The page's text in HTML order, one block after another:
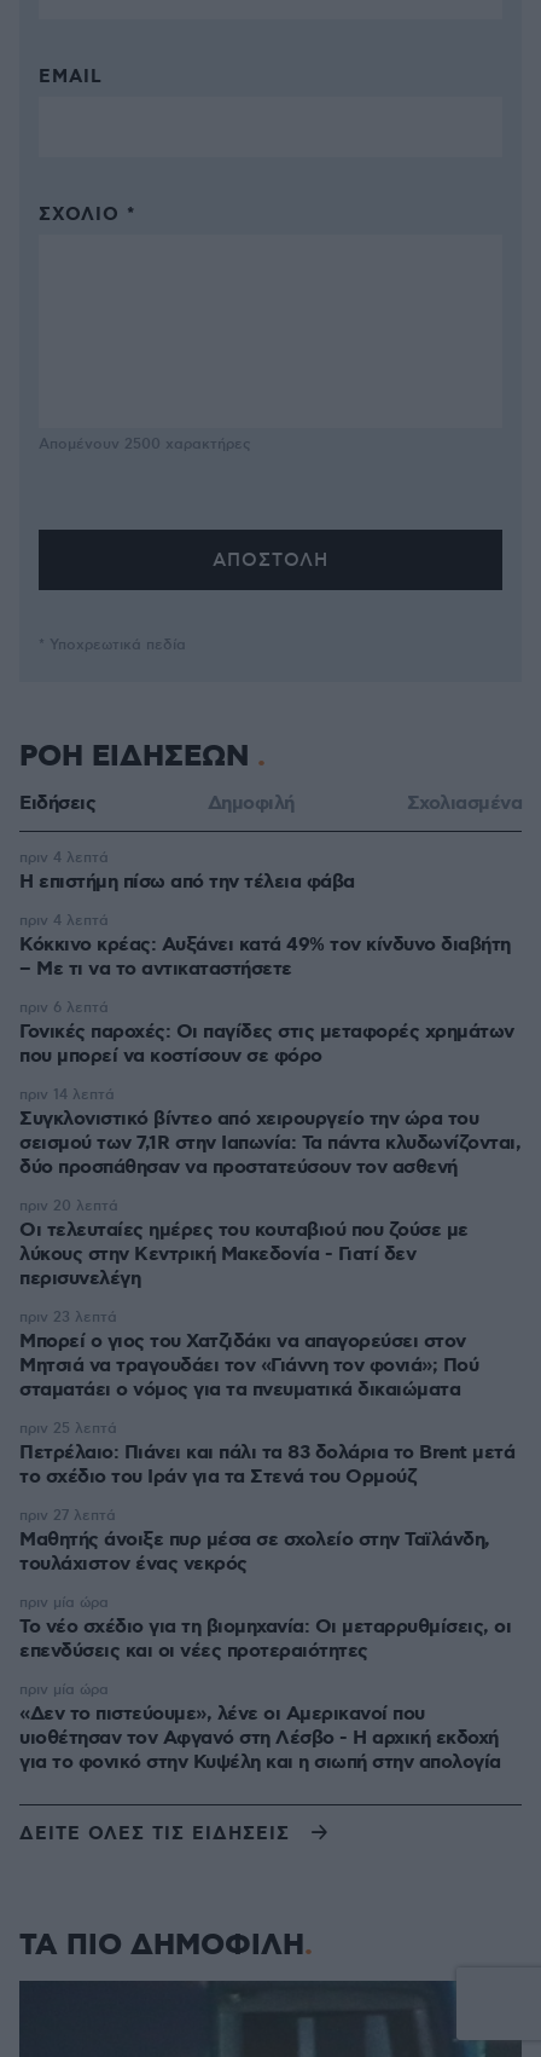
EMAIL
ΣΧΌΛΙΟ *
Απομένουν 2500 χαρακτήρες
* Υποχρεωτικά πεδία
ΡΟΗ ΕΙΔΗΣΕΩΝ
Ειδήσεις Δημοφιλή Σχολιασμένα
Η επιστήμη πίσω από την τέλεια φάβα
πριν 4 λεπτά
Κόκκινο κρέας: Αυξάνει κατά 49% τον κίνδυνο διαβήτη
– Με τι να το αντικαταστήσετε
πριν 4 λεπτά
Γονικές παροχές: Οι παγίδες στις μεταφορές χρημάτων
που μπορεί να κοστίσουν σε φόρο
πριν 6 λεπτά
Συγκλονιστικό βίντεο από χειρουργείο την ώρα του
σεισμού των 7,1R στην Ιαπωνία: Τα πάντα κλυδωνίζονται,
δύο προσπάθησαν να προστατεύσουν τον ασθενή
πριν 14 λεπτά
Οι τελευταίες ημέρες του κουταβιού που ζούσε με
λύκους στην Κεντρική Μακεδονία - Γιατί δεν
περισυνελέγη
πριν 20 λεπτά
Μπορεί ο γιος του Χατζιδάκι να απαγορεύσει στον
Μητσιά να τραγουδάει τον «Γιάννη τον φονιά»; Πού
σταματάει ο νόμος για τα πνευματικά δικαιώματα
πριν 23 λεπτά
Πετρέλαιο: Πιάνει και πάλι τα 83 δολάρια το Brent μετά
το σχέδιο του Ιράν για τα Στενά του Ορμούζ
πριν 25 λεπτά
Μαθητής άνοιξε πυρ μέσα σε σχολείο στην Ταϊλάνδη,
τουλάχιστον ένας νεκρός
πριν 27 λεπτά
Το νέο σχέδιο για τη βιομηχανία: Οι μεταρρυθμίσεις, οι
επενδύσεις και οι νέες προτεραιότητες
πριν μία ώρα
«Δεν το πιστεύουμε», λένε οι Αμερικανοί που
υιοθέτησαν τον Αφγανό στη Λέσβο - Η αρχική εκδοχή
για το φονικό στην Κυψέλη και η σιωπή στην απολογία
πριν μία ώρα
ΔΕΙΤΕ ΟΛΕΣ ΤΙΣ ΕΙΔΗΣΕΙΣ
ΤΑ ΠΙΟ ΔΗΜΟΦΙΛΗ